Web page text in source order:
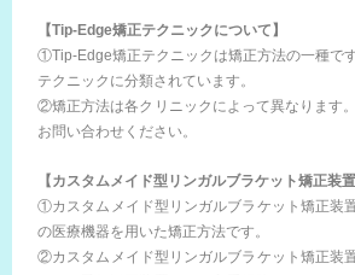
【Tip-Edge矯正テクニックについて】
①Tip-Edge矯正テクニックは矯正方法の一種で
テクニックに分類されています。
②矯正方法は各クリニックによって異なります
お問い合わせください。
【カスタムメイド型リンガルブラケット矯正装
①カスタムメイド型リンガルブラケット矯正装
の医療機器を用いた矯正方法です。
②カスタムメイド型リンガルブラケット矯正装